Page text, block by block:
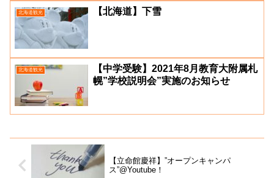
北海道観光 【北海道】下雪
北海道観光
【中学受験】2021年8月教育大附属札
幌”学校説明会”実施のお知らせ
【立命館慶祥】”オープンキャンパ
ス”@Youtube！